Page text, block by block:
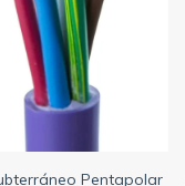
Pentapolar